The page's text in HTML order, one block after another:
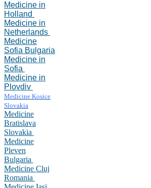
Medicine in
Holland
Medicine in
Netherlands
Medicine
Sofia Bulgaria
Medicine in
Sofia
Medicine in
Plovdiv
Medicine Kosice
Slovakia
Medicine
Bratislava
Slovakia
Medicine
Pleven
Bulgaria
Medicine Cluj
Romania